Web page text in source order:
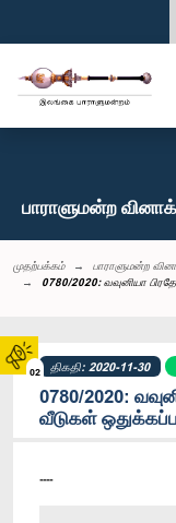
02
பாராளுமன்ற
முதற்பக்கம்
பாராளுமன்ற
0780/2020: வவுனியா
திகதி: 2020-11-30
0780/2020:
வீடுகள்
----